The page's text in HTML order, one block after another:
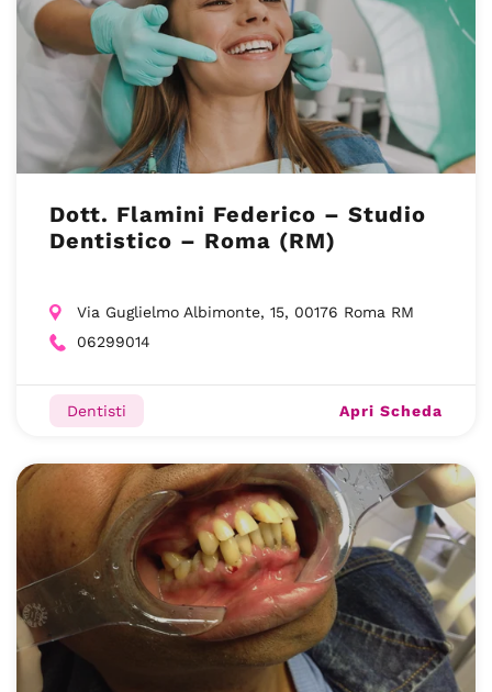
Dott. Flamini Federico – Studio
Dentistico – Roma (RM)
Via Guglielmo Albimonte, 15, 00176 Roma RM
06299014
Dentisti Apri Scheda